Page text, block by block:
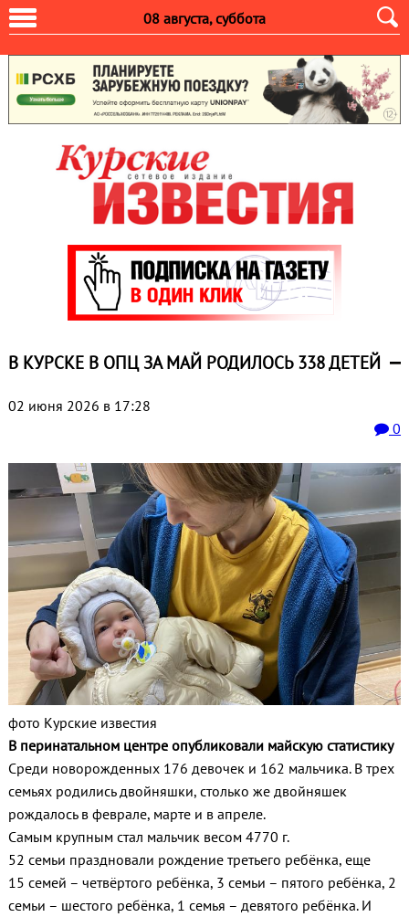
08 августа, суббота
В КУРСКЕ В ОПЦ ЗА МАЙ РОДИЛОСЬ 338 ДЕТЕЙ
02 июня 2026 в 17:28
0
фото Курские известия
В перинатальном центре опубликовали майскую статистику
Среди новорожденных 176 девочек и 162 мальчика. В трех
семьях родились двойняшки, столько же двойняшек
рождалось в феврале, марте и в апреле.
Самым крупным стал мальчик весом 4770 г.
52 семьи праздновали рождение третьего ребёнка, еще
15 семей – четвёртого ребёнка, 3 семьи – пятого ребёнка, 2
семьи – шестого ребёнка, 1 семья – девятого ребёнка. И